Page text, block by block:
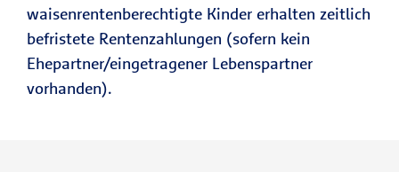
waisenrentenberechtigte Kinder erhalten zeitlich
befristete Rentenzahlungen (sofern kein
Ehepartner/eingetragener Lebenspartner
vorhanden).